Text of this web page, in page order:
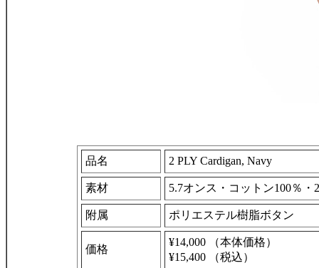
品名 2 PLY Cardigan, Navy
素材 5.7オンス・コットン100％
附属 ポリエステル樹脂ボタン
価格
¥14,000 （本体価格）
¥15,400 （税込）